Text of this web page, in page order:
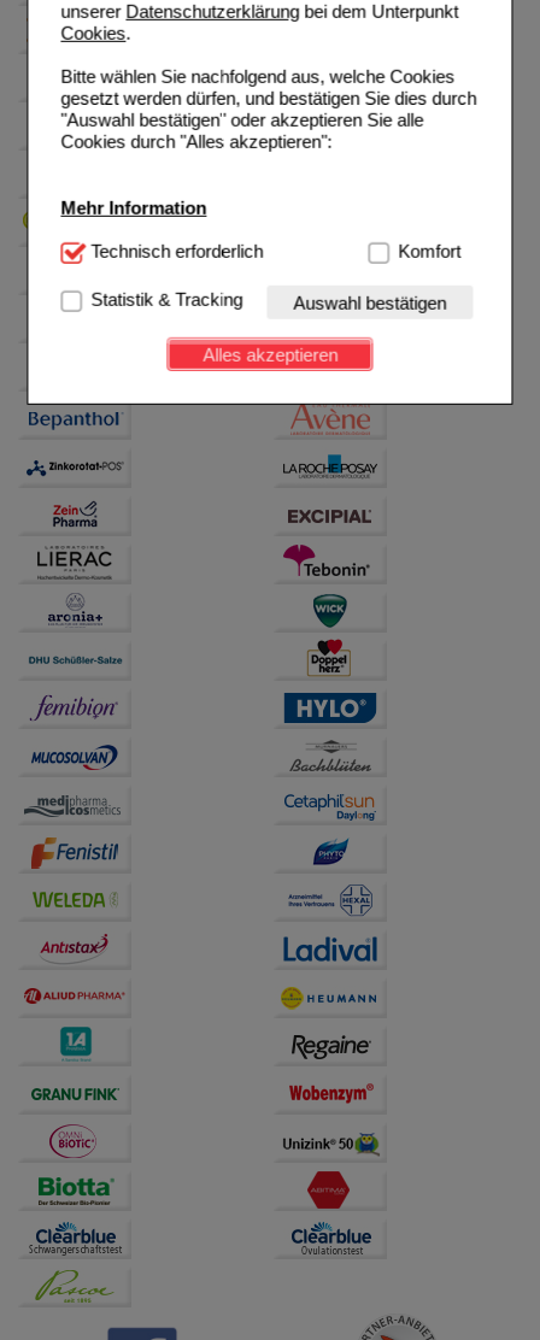
unserer Datenschutzerklärungbei dem Unterpunkt
Cookies.
Bitte wählen Sie nachfolgend aus, welche Cookies
gesetzt werden dürfen, und bestätigen Sie dies durch
"Auswahl bestätigen" oder akzeptieren Sie alle
Cookies durch "Alles akzeptieren":
Mehr Information
Technisch Notwendig:Hierbei handelt es sich um
Website notwendig sind (z.B. Navigation, Warenkorb,
Kundenkonto), weshalb auf diese nicht verzichtet
werden kann.
Einkaufserlebnis noch ansprechender zu gestalten,
beispielsweise für die Wiedererkennung des
Verhaltensweisen (z.B. Spracheinstellung)
auch auf Ihre Bedürfnisse zugeschrittene Inhalte
anzuzeigen und unser Partnerprogramm zu
betreiben.
Statistik & Tracking:
Hierüber lassen sich
Informationen über die Art und Weise der Nutzung
unserer Website sammeln, mit deren Hilfe wir unsere
Website weiter für Sie optimieren können, den Inhalt
Drittseiten möglichst relevant für Sie zu gestalten.
Bitte beachten Sie, dass Daten hierfür teilweise an
Dritte wie z.B. Google oder soziale Medien
übertragen werden.
Technisch erforderlich Komfort
Statistik & Tracking Auswahl bestätigen
Alles akzeptieren